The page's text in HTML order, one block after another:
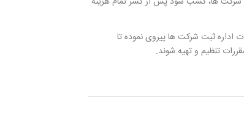
اداره ثبت شرکت ها پیروی نموده تا
تنظیم و تهیه شوند.